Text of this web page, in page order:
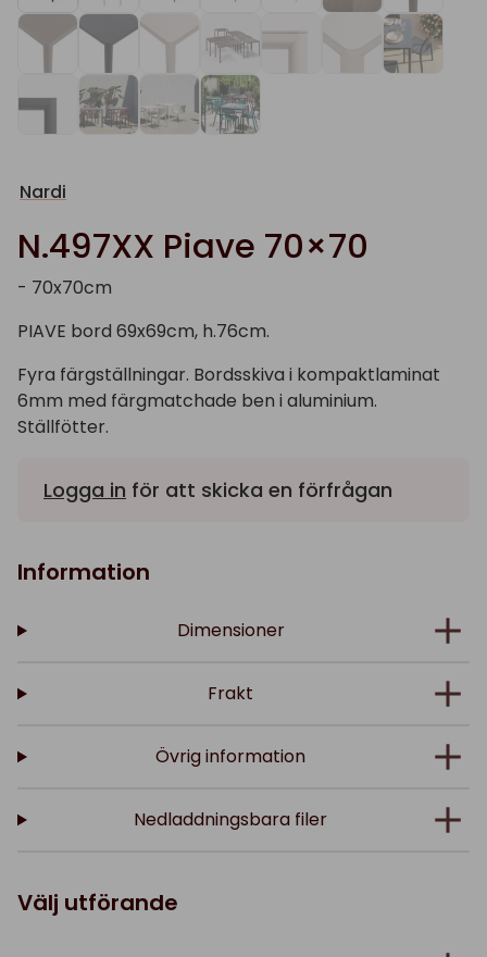
Nardi
N.497XX Piave 70×70
- 70x70cm
PIAVE bord 69x69cm, h.76cm.
Fyra färgställningar. Bordsskiva i kompaktlaminat
6mm med färgmatchade ben i aluminium.
Ställfötter.
Logga in för att skicka en förfrågan
Information
Dimensioner
Frakt
Övrig information
Nedladdningsbara filer
Välj utförande